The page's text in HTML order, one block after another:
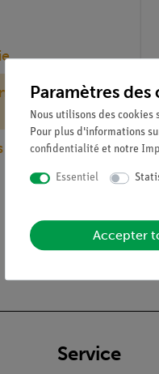
d'analyse
Service
Paramètres des
Nous utilisons des
Pour plus d'informations
confidentialité et notre
Essentiel
Accepter